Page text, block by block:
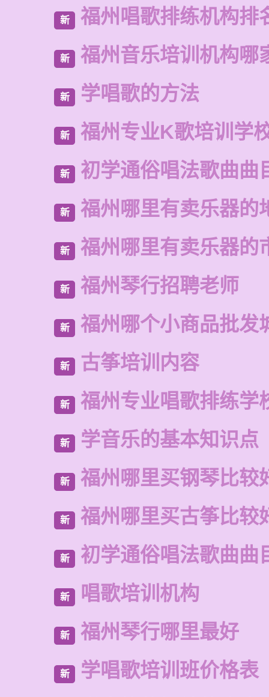
新 福州唱歌排练机构排
新 福州音乐培训机构哪
新 学唱歌的方法
新 福州专业K歌培训学
新 初学通俗唱法歌曲曲
新 福州哪里有卖乐器的
新 福州哪里有卖乐器的
新 福州琴行招聘老师
新 福州哪个小商品批发
新 古筝培训内容
新 福州专业唱歌排练学
新 学音乐的基本知识点
新 福州哪里买钢琴比较
新 福州哪里买古筝比较
新 初学通俗唱法歌曲曲
新 唱歌培训机构
新 福州琴行哪里最好
新 学唱歌培训班价格表